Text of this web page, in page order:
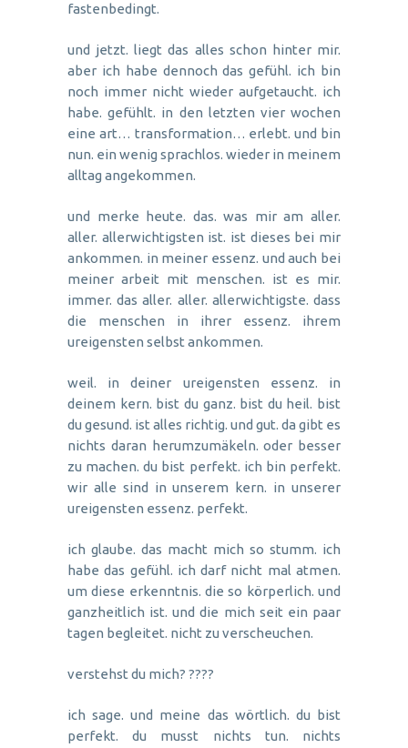
fastenbedingt.
und jetzt. liegt das alles schon hinter mir.
aber ich habe dennoch das gefühl. ich bin
noch immer nicht wieder aufgetaucht. ich
habe. gefühlt. in den letzten vier wochen
eine art… transformation… erlebt. und bin
nun. ein wenig sprachlos. wieder in meinem
alltag angekommen.
und merke heute. das. was mir am aller.
aller. allerwichtigsten ist. ist dieses bei mir
ankommen. in meiner essenz. und auch bei
meiner arbeit mit menschen. ist es mir.
immer. das aller. aller. allerwichtigste. dass
die menschen in ihrer essenz. ihrem
ureigensten selbst ankommen.
weil. in deiner ureigensten essenz. in
deinem kern. bist du ganz. bist du heil. bist
du gesund. ist alles richtig. und gut. da gibt es
nichts daran herumzumäkeln. oder besser
zu machen. du bist perfekt. ich bin perfekt.
wir alle sind in unserem kern. in unserer
ureigensten essenz. perfekt.
ich glaube. das macht mich so stumm. ich
habe das gefühl. ich darf nicht mal atmen.
um diese erkenntnis. die so körperlich. und
ganzheitlich ist. und die mich seit ein paar
tagen begleitet. nicht zu verscheuchen.
verstehst du mich? ????
ich sage. und meine das wörtlich. du bist
perfekt. du musst nichts tun. nichts